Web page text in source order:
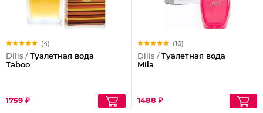
(4)
Dilis / Туалетная вода
Taboo
1759 ₽
(10)
Dilis / Туалетная вода
Mila
1488 ₽